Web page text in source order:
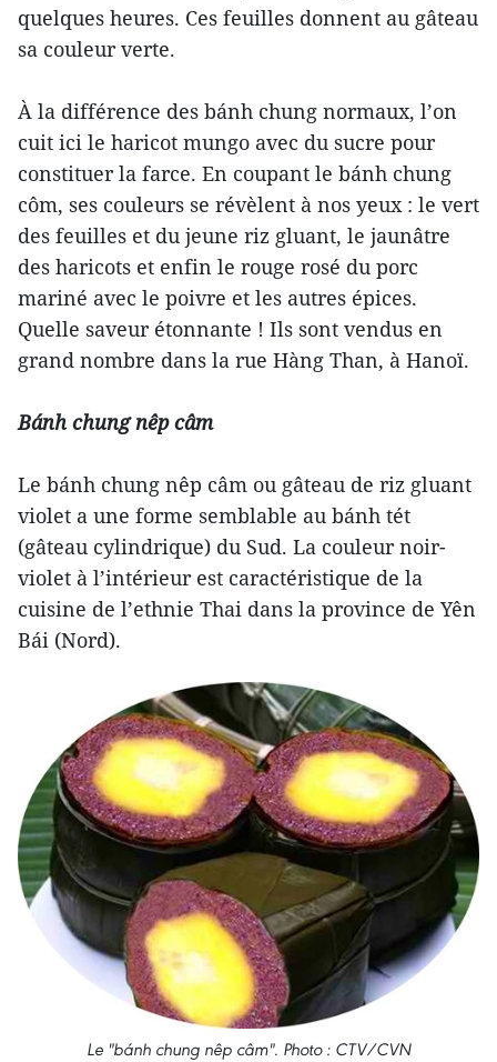
quelques heures. Ces feuilles donnent au gâteau
sa couleur verte.
À la différence des bánh chung normaux, l’on
cuit ici le haricot mungo avec du sucre pour
constituer la farce. En coupant le bánh chung
côm, ses couleurs se révèlent à nos yeux : le vert
des feuilles et du jeune riz gluant, le jaunâtre
des haricots et enfin le rouge rosé du porc
mariné avec le poivre et les autres épices.
Quelle saveur étonnante ! Ils sont vendus en
grand nombre dans la rue Hàng Than, à Hanoï.
Bánh chung nêp câm
Le bánh chung nêp câm ou gâteau de riz gluant
violet a une forme semblable au bánh tét
(gâteau cylindrique) du Sud. La couleur noir-
violet à l’intérieur est caractéristique de la
cuisine de l’ethnie Thai dans la province de Yên
Bái (Nord).
Le "bánh chung nêp câm". Photo : CTV/CVN